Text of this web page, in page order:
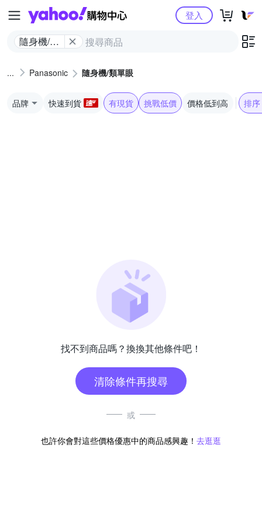
Yahoo購物中心
隨身機/類
登入
Panasonic 隨身機/類單眼
品牌 快速到貨 有現貨 挑戰低價 價格低到高 排序
找不到商品嗎？換換其他條件吧！
清除條件再搜尋
或
也許你會對這些價格優惠中的商品感興趣！ 去逛逛